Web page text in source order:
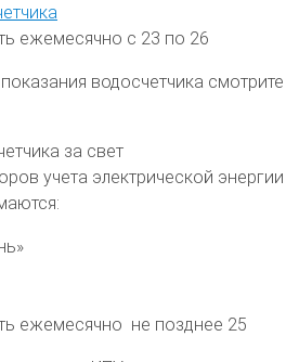
ежемесячно с 23 по 26
водосчетчика смотрите
за свет
учета электрической энергии
ежемесячно не позднее 25